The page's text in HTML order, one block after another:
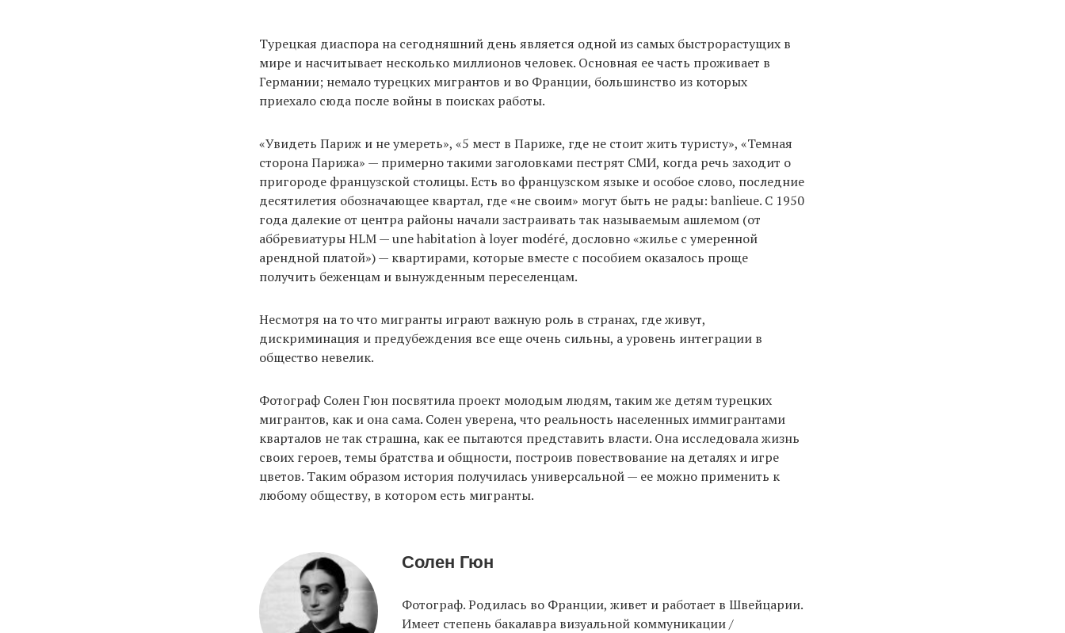
Турецкая диаспора на сегодняшний день является одной из самых быстрорастущих в
мире и насчитывает несколько миллионов человек. Основная ее часть проживает в
Германии; немало турецких мигрантов и во Франции, большинство из которых
приехало сюда после войны в поисках работы.
«Увидеть Париж и не умереть», «5 мест в Париже, где не стоит жить туристу», «Темная
сторона Парижа» — примерно такими заголовками пестрят СМИ, когда речь заходит о
пригороде французской столицы. Есть во французском языке и особое слово, последние
десятилетия обозначающее квартал, где «не своим» могут быть не рады: banlieue. C 1950
года далекие от центра районы начали застраивать так называемым ашлемом (от
аббревиатуры HLM — une habitation à loyer modéré, дословно «жилье с умеренной
арендной платой») — квартирами, которые вместе с пособием оказалось проще
получить беженцам и вынужденным переселенцам.
Несмотря на то что мигранты играют важную роль в странах, где живут,
дискриминация и предубеждения все еще очень сильны, а уровень интеграции в
общество невелик.
Фотограф Солен Гюн посвятила проект молодым людям, таким же детям турецких
мигрантов, как и она сама. Солен уверена, что реальность населенных иммигрантами
кварталов не так страшна, как ее пытаются представить власти. Она исследовала жизнь
своих героев, темы братства и общности, построив повествование на деталях и игре
цветов. Таким образом история получилась универсальной — ее можно применить к
любому обществу, в котором есть мигранты.
Солен Гюн
Фотограф. Родилась во Франции, живет и работает в Швейцарии.
Имеет степень бакалавра визуальной коммуникации /